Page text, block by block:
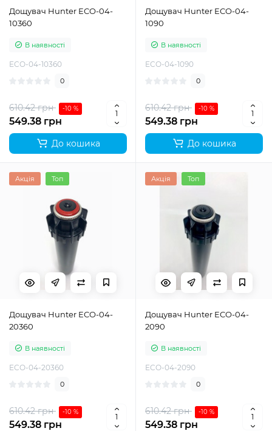
Дощувач Hunter ECO-04-
10360
В наявності
ECO-04-10360
0
610.42 грн -10 %
549.38 грн
До кошика
Дощувач Hunter ECO-04-
1090
В наявності
ECO-04-1090
0
610.42 грн -10 %
549.38 грн
До кошика
Акція Топ
Дощувач Hunter ECO-04-
20360
В наявності
ECO-04-20360
0
610.42 грн -10 %
549.38 грн
Акція Топ
Дощувач Hunter ECO-04-
2090
В наявності
ECO-04-2090
0
610.42 грн -10 %
549.38 грн